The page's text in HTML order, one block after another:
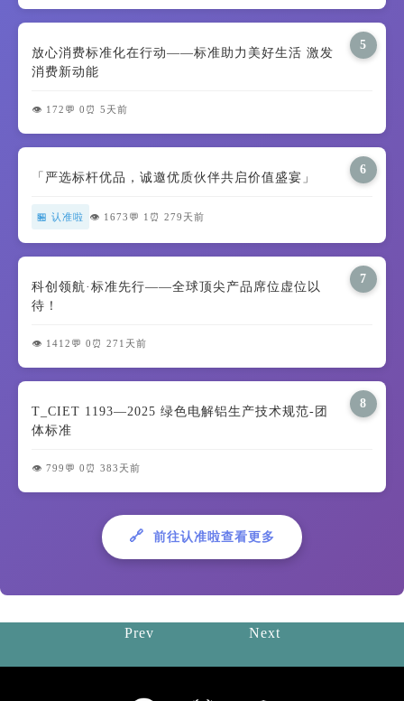
5
放心消费标准化在行动——标准助力美好生活 激发
消费新动能
👁️ 172 💬 0 ⏰ 5天前
6
「严选标杆优品，诚邀优质伙伴共启价值盛宴」
🏪 认准啦 👁️ 1673 💬 1 ⏰ 279天前
7
科创领航·标准先行——全球顶尖产品席位虚位以
待！
👁️ 1412 💬 0 ⏰ 271天前
8
T_CIET 1193—2025 绿色电解铝生产技术规范-团
体标准
👁️ 799 💬 0 ⏰ 383天前
🔗 前往认准啦查看更多
Prev Next